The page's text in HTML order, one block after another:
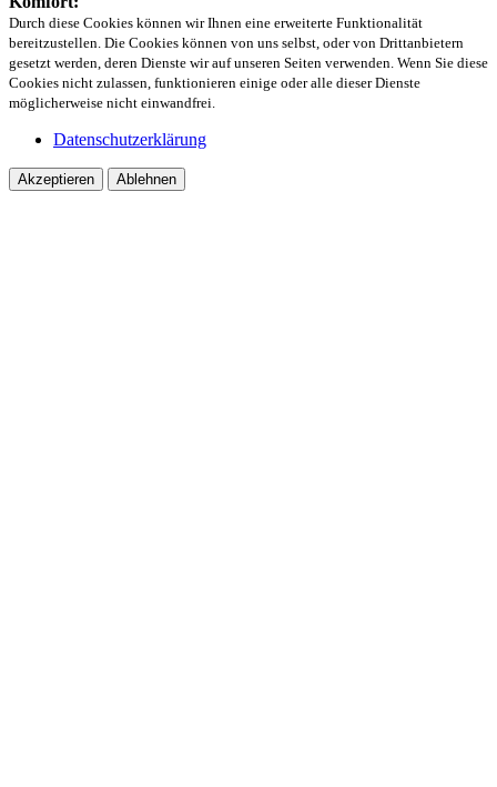
Durch diese Cookies können wir Ihnen eine erweiterte Funktionalität
bereitzustellen. Die Cookies können von uns selbst, oder von Drittanbietern
gesetzt werden, deren Dienste wir auf unseren Seiten verwenden. Wenn Sie diese
Cookies nicht zulassen, funktionieren einige oder alle dieser Dienste
möglicherweise nicht einwandfrei.
Datenschutzerklärung
Akzeptieren Ablehnen